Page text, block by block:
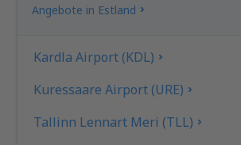
Angebote in Estland
Kardla Airport (KDL)
Kuressaare Airport (URE)
Tallinn Lennart Meri (TLL)